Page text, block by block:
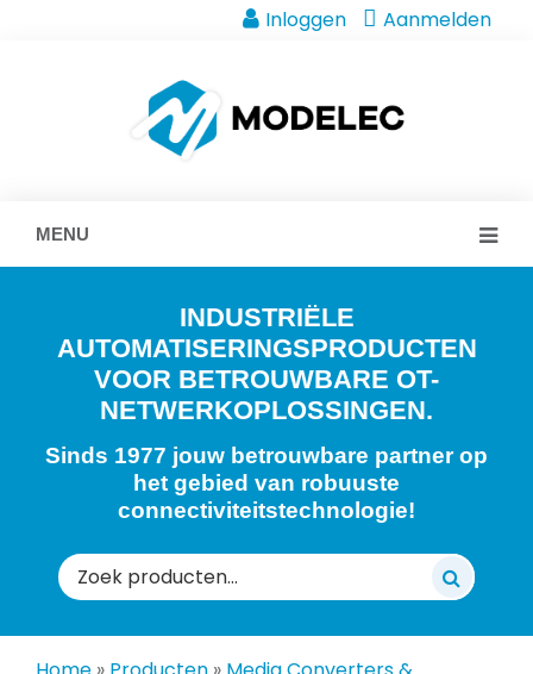
Inloggen Aanmelden
MENU
INDUSTRIËLE
AUTOMATISERINGSPRODUCTEN
VOOR BETROUWBARE OT-
NETWERKOPLOSSINGEN.
Sinds 1977 jouw betrouwbare partner op
het gebied van robuuste
connectiviteitstechnologie!
Zoeken
naar: